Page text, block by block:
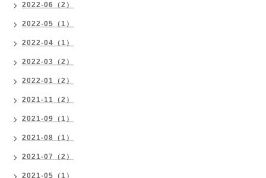
2022-06（2）
2022-05（1）
2022-04（1）
2022-03（2）
2022-01（2）
2021-11（2）
2021-09（1）
2021-08（1）
2021-07（2）
2021-05（1）